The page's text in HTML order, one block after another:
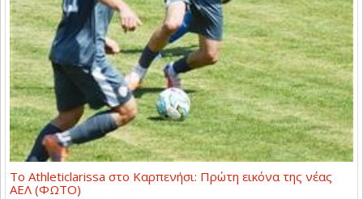
Το Athleticlarissa στο Καρπενήσι: Πρώτη εικόνα της νέας
ΑΕΛ (ΦΩΤΟ)